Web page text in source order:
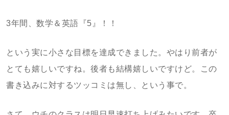
3年間、数学＆英語『5』！！
という実に小さな目標を達成できました。やはり前者が
とても嬉しいですね。後者も結構嬉しいですけど。この
書き込みに対するツッコミは無し、という事で。